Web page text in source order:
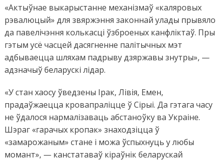
«Актыўнае выкарыстанне механізмаў «каляровых
рэвалюцый» для звяржэння законнай улады прывяло
да павелічэння колькасці ўзброеных канфліктаў. Пры
гэтым усё часцей дасягненне палітычных мэт
адбываецца шляхам падрыву дзяржавы знутры», —
адзначыў беларускі лідар.
«У стан хаосу ўведзены Ірак, Лівія, Емен,
прадаўжаецца кровапраліцце ў Сірыі. Да гэтага часу
не ўдалося нармалізаваць абстаноўку ва Украіне.
Шэраг «гарачых кропак» знаходзіцца ў
«замарожаным» стане і можа ўспыхнуць у любы
момант», — канстатаваў кіраўнік беларускай